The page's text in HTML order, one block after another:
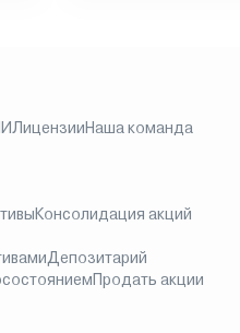
ЛицензииНаша команда
Консолидация акций
Депозитарий
Продать акции